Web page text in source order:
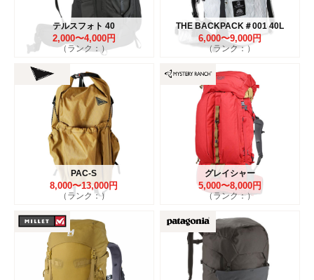
テルスフォト 40
2,000〜4,000円
（ランク：）
THE BACKPACK＃001 40L
6,000〜9,000円
（ランク：）
PAC-S
8,000〜13,000円
（ランク：）
グレイシャー
5,000〜8,000円
（ランク：）